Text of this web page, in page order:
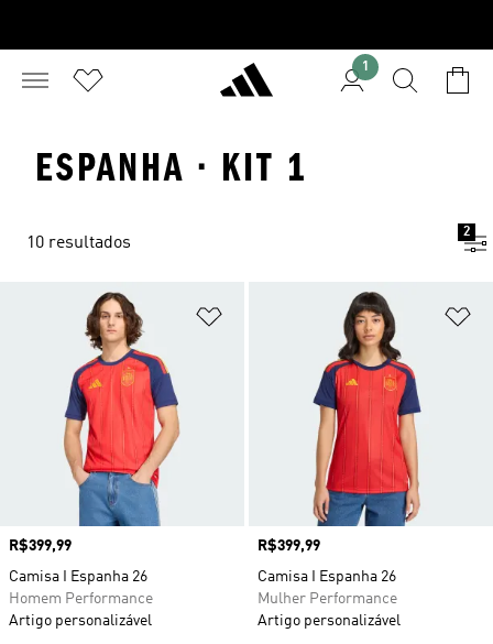
1
ESPANHA · KIT 1
10 resultados
2
Adicionar à Lista de Desejos
Preço
R$399,99
Camisa I Espanha 26
Homem Performance
Artigo personalizável
Preço
R$399,99
Camisa I Espanha 26
Mulher Performance
Artigo personalizável